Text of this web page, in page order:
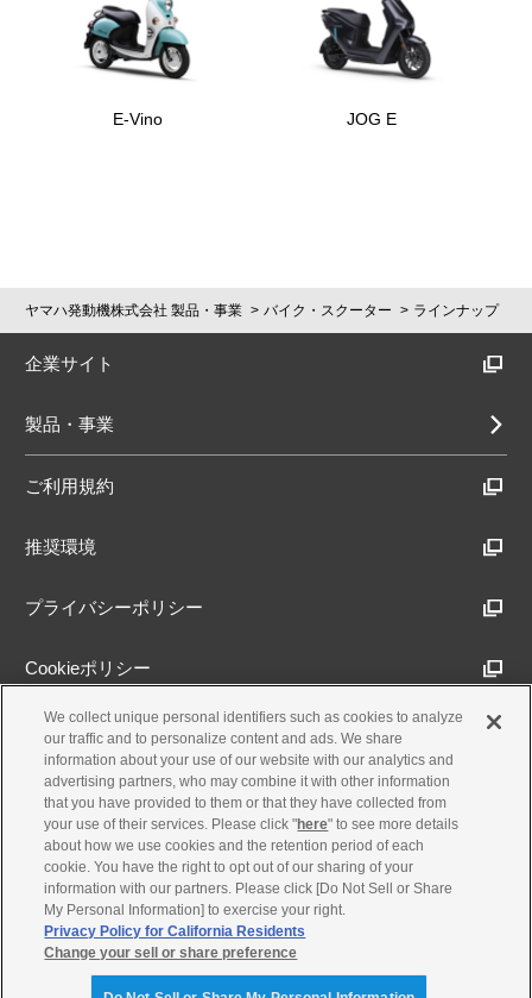
E-Vino JOG E
ヤマハ発動機株式会社 製品・事業 バイク・スクーター ラインナップ
企業サイト
製品・事業
ご利用規約
推奨環境
プライバシーポリシー
Cookieポリシー
アクセシビリティ方針
古物営業法に基づく表示
製品・事業のお問合せ
We collect unique personal identifiers such as cookies to analyze
our traffic and to personalize content and ads. We share
information about your use of our website with our analytics and
advertising partners, who may combine it with other information
that you have provided to them or that they have collected from
your use of their services. Please click "here" to see more details
about how we use cookies and the retention period of each
cookie. You have the right to opt out of our sharing of your
information with our partners. Please click [Do Not Sell or Share
My Personal Information] to exercise your right.
Privacy Policy for California Residents
Change your sell or share preference